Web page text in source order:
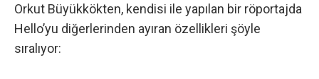
Orkut Büyükkökten, kendisi ile yapılan bir röportajda
Hello’yu diğerlerinden ayıran özellikleri şöyle
sıralıyor: